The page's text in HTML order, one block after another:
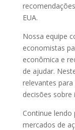
EUA.
Nossa equipe
economistas
econômica e
de ajudar.
relevantes
decisões
Continue lendo
mercados de